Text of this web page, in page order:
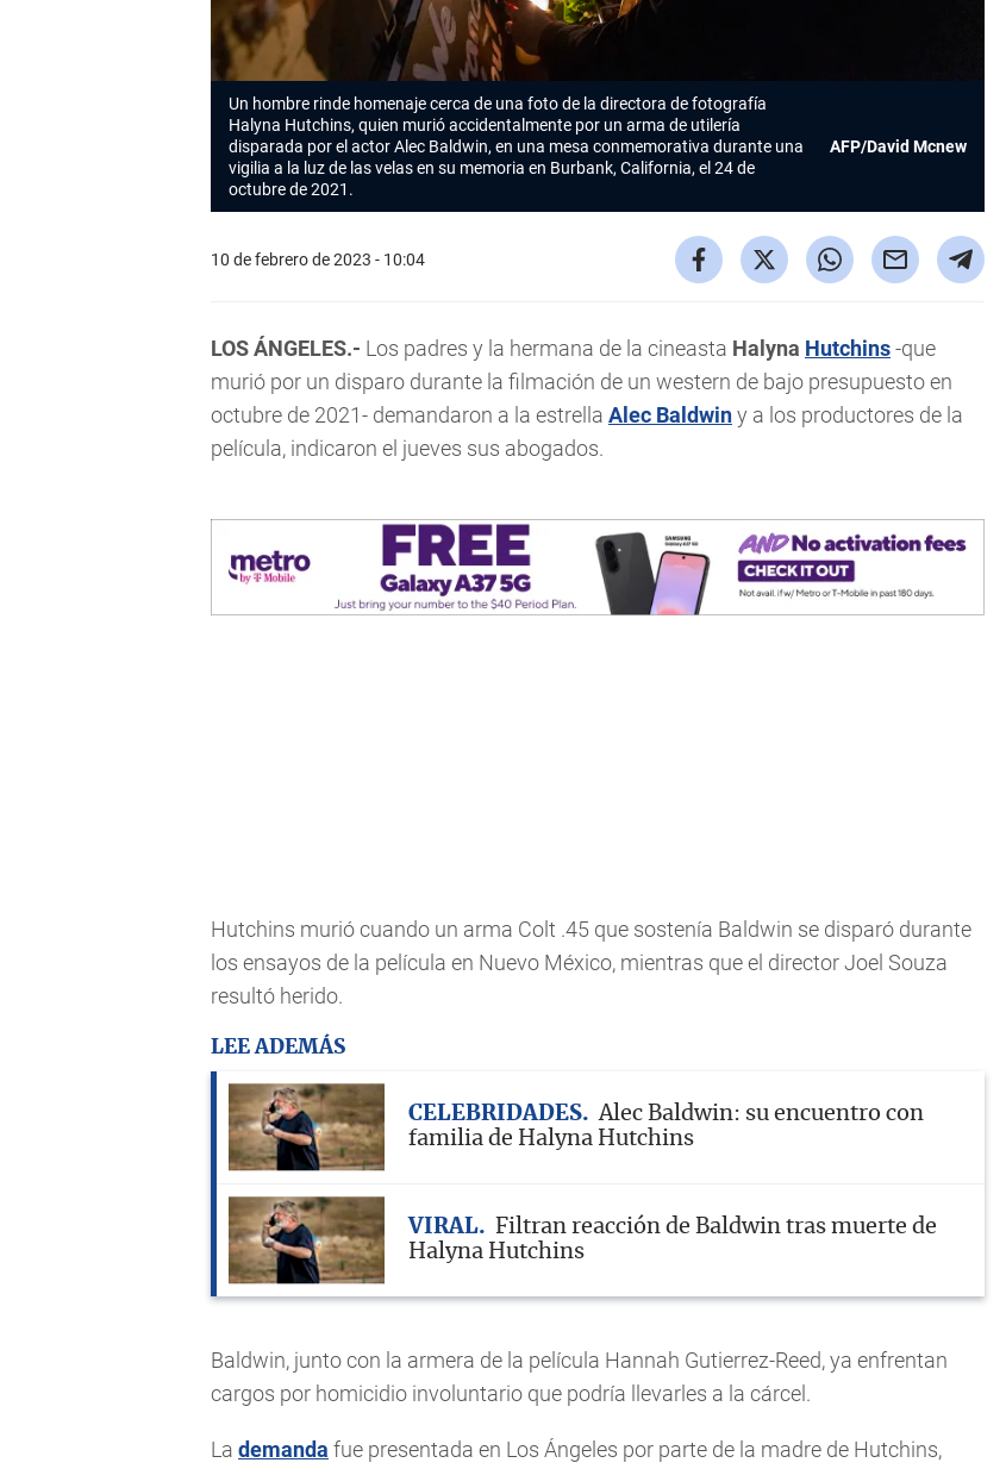
Un hombre rinde homenaje cerca de una foto de la directora de fotografía
Halyna Hutchins, quien murió accidentalmente por un arma de utilería
disparada por el actor Alec Baldwin, en una mesa conmemorativa durante una
vigilia a la luz de las velas en su memoria en Burbank, California, el 24 de
octubre de 2021.
AFP/David Mcnew
10 de febrero de 2023 - 10:04
LOS ÁNGELES.- Los padres y la hermana de la cineasta Halyna Hutchins-que
murió por un disparo durante la filmación de un western de bajo presupuesto en
octubre de 2021- demandaron a la estrella Alec Baldwiny a los productores de la
película, indicaron el jueves sus abogados.
Hutchins murió cuando un arma Colt .45 que sostenía Baldwin se disparó durante
los ensayos de la película en Nuevo México, mientras que el director Joel Souza
resultó herido.
LEE ADEMÁS
CELEBRIDADES
Alec Baldwin: su encuentro con
familia de Halyna Hutchins
VIRAL
Filtran reacción de Baldwin tras muerte de
Halyna Hutchins
Baldwin, junto con la armera de la película Hannah Gutierrez-Reed, ya enfrentan
cargos por homicidio involuntario que podría llevarles a la cárcel.
La demanda fue presentada en Los Ángeles por parte de la madre de Hutchins,